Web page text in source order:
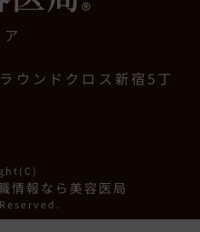
ウンドクロス新宿5丁
情報なら美容医局